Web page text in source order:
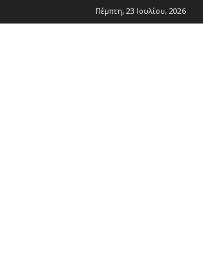
Πέμπτη, 23 Ιουλίου, 2026